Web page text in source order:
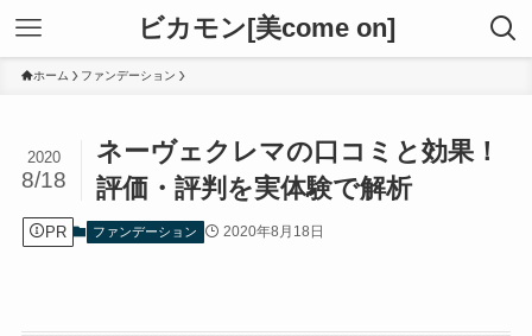
ビカモン[美come on]
ホーム ファンデーション
ネーヴェクレマの口コミと効果！
評価・評判を実体験で解析
2020
8/18
PR ファンデーション 2020年8月18日